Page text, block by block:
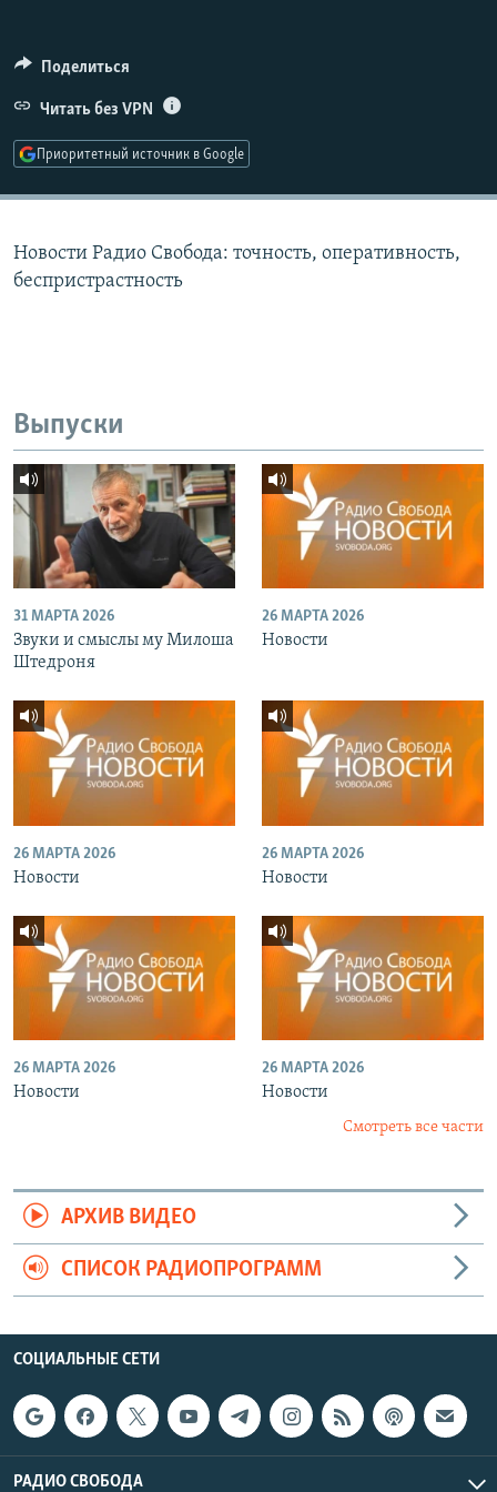
ПОДПИШИТЕСЬ НА РАССЫЛКУ
СОЦИАЛЬНЫЕ СЕТИ
Поделиться
Читать без VPN
Приоритетный источник в Google
Новости Радио Свобода: точность, оперативность,
беспристрастность
Выпуски
31 МАРТА 2026
Звуки и смыслы му Милоша
Штедроня
26 МАРТА 2026
Новости
26 МАРТА 2026
Новости
26 МАРТА 2026
Новости
26 МАРТА 2026
Новости
26 МАРТА 2026
Новости
Смотреть все части
АРХИВ ВИДЕО
СПИСОК РАДИОПРОГРАММ
СОЦИАЛЬНЫЕ СЕТИ
РАДИО СВОБОДА